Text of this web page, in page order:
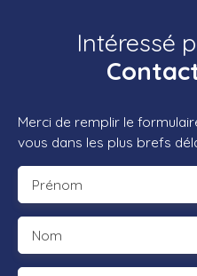
Intéressé
Merci de remplir le
vous dans les plus brefs
Prénom
Nom